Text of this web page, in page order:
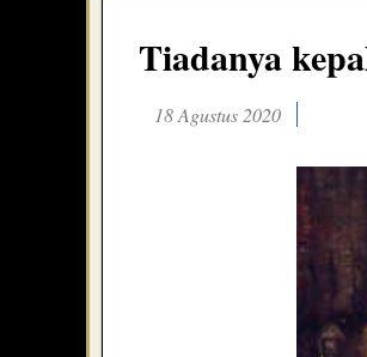
Tiadanya
18 Agustus 2020